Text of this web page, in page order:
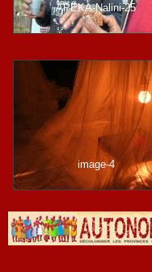
APEKA-Nalini-25
image-4